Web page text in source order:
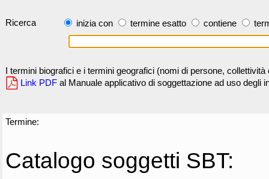
Ricerca inizia con termine esatto contiene
I termini biografici e i termini geografici (nomi di persone,
Link PDF al Manuale applicativo di soggettazione ad uso degli
Termine:
Catalogo soggetti SBT: